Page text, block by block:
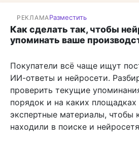
РЕКЛАМАРазместить
Как сделать так, чтобы
упоминать ваше
Покупатели всё чаще ищут
ИИ-ответы и нейросети.
проверить текущие
порядок и на каких
экспертные материалы,
находили в поиске и